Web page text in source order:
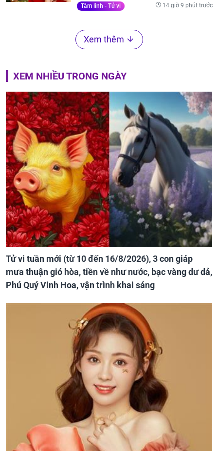
Tâm linh - Tử vi 14 giờ 9 phút trước
Xem thêm
XEM NHIỀU TRONG NGÀY
Tử vi tuần mới (từ 10 đến 16/8/2026), 3 con giáp
mưa thuận gió hòa, tiền về như nước, bạc vàng dư dả,
Phú Quý Vinh Hoa, vận trình khai sáng